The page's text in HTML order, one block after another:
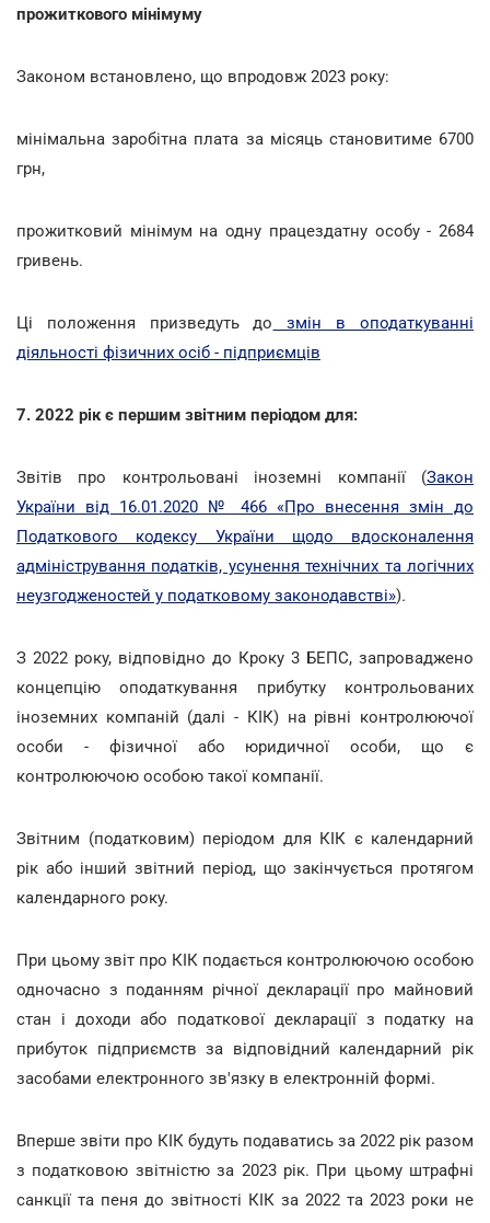
прожиткового мінімуму
Законом встановлено, що впродовж 2023 року:
мінімальна заробітна плата за місяць становитиме 6700
грн,
прожитковий мінімум на одну працездатну особу - 2684
гривень.
Ці положення призведуть до змін в оподаткуванні
діяльності фізичних осіб - підприємців
7. 2022 рік є першим звітним періодом для:
Звітів про контрольовані іноземні компанії (Закон
України від 16.01.2020 № 466 «Про внесення змін до
Податкового кодексу України щодо вдосконалення
адміністрування податків, усунення технічних та логічних
неузгодженостей у податковому законодавстві»).
З 2022 року, відповідно до Кроку 3 БЕПС, запроваджено
концепцію оподаткування прибутку контрольованих
іноземних компаній (далі - КІК) на рівні контролюючої
особи - фізичної або юридичної особи, що є
контролюючою особою такої компанії.
Звітним (податковим) періодом для КІК є календарний
рік або інший звітний період, що закінчується протягом
календарного року.
При цьому звіт про КІК подається контролюючою особою
одночасно з поданням річної декларації про майновий
стан і доходи або податкової декларації з податку на
прибуток підприємств за відповідний календарний рік
засобами електронного зв'язку в електронній формі.
Вперше звіти про КІК будуть подаватись за 2022 рік разом
з податковою звітністю за 2023 рік. При цьому штрафні
санкції та пеня до звітності КІК за 2022 та 2023 роки не